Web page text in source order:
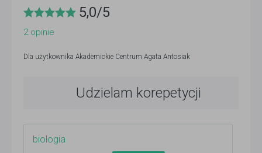
5,0/5
2opinie
Dla użytkownika Akademickie Centrum Agata Antosiak
Udzielam korepetycji
biologia